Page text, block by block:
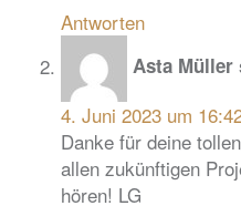
Antworten
Asta Müller
4. Juni 2023 um
Danke für deine
allen zukünftigen
hören! LG